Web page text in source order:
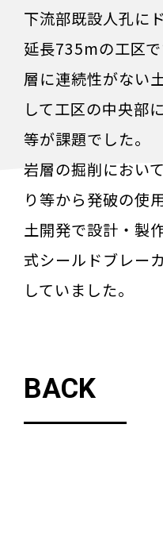
下流部既設人孔に
延長735mの工区
層に連続性がない
して工区の中央部
等が課題でした。
岩層の掘削におい
り等から発破の使
土開発で設計・製
式シールドブレー
していました。
BACK